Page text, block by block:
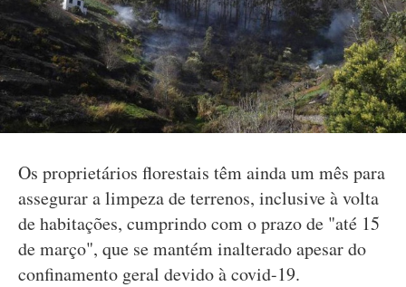
Os proprietários florestais têm ainda um mês para
assegurar a limpeza de terrenos, inclusive à volta
de habitações, cumprindo com o prazo de "até 15
de março", que se mantém inalterado apesar do
confinamento geral devido à covid-19.